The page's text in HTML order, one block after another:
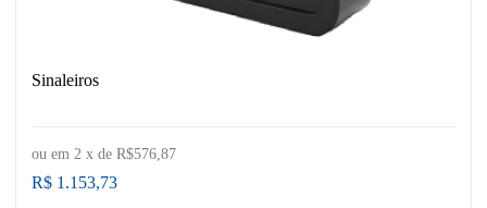
Sinaleiros
R$ 1.153,73
ou em 2 x de R$576,87